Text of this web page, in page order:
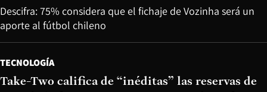
Descifra: 75% considera que el fichaje de Vozinha será un
aporte al fútbol chileno
TECNOLOGÍA
Take-Two califica de “inéditas” las reservas de